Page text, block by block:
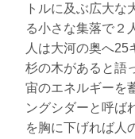
トルに及ぶ広大な
る小さな集落で２
人は大河の奥へ25
杉の木があると語
宙のエネルギーを
ングシダーと呼ば
を胸に下げれば人